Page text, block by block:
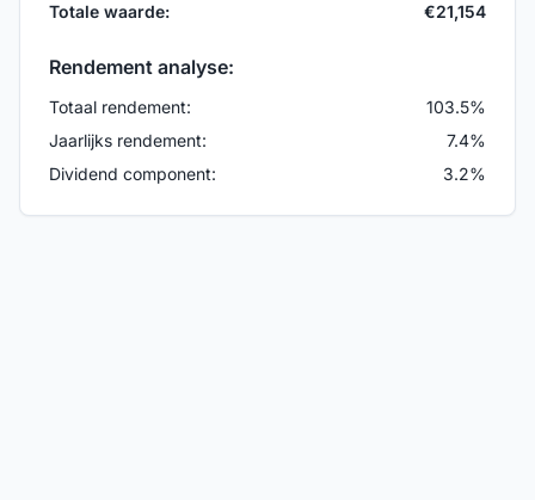
Totale waarde:
€21,154
Rendement analyse:
Totaal rendement: 103.5%
Jaarlijks rendement:
7.4%
Dividend component:
3.2%